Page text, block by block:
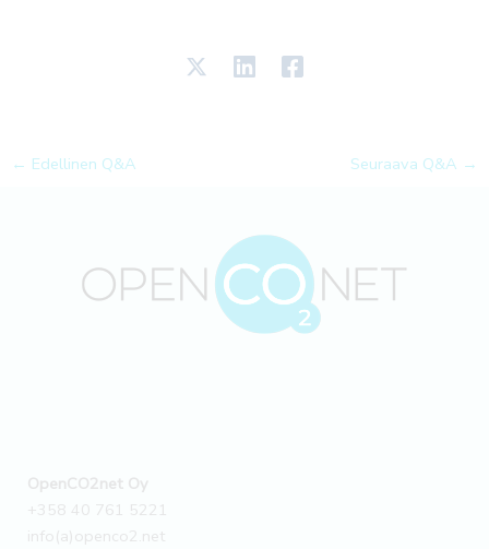
← Edellinen Q&A Seuraava Q&A →
OpenCO2net Oy
+358 40 761 5221
info(a)openco2.net